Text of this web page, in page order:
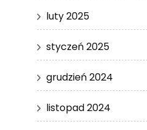
luty 2025
styczeń 2025
grudzień 2024
listopad 2024